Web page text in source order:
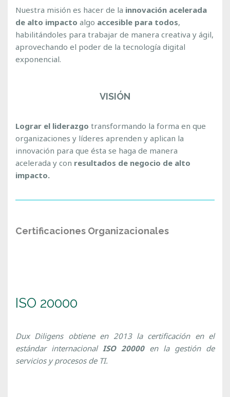
Nuestra misión es hacer de la innovación acelerada
de alto impacto algo accesible para todos,
habilitándoles para trabajar de manera creativa y ágil,
aprovechando el poder de la tecnología digital
exponencial.
VISIÓN
Lograr el liderazgo transformando la forma en que
organizaciones y líderes aprenden y aplican la
innovación para que ésta se haga de manera
acelerada y con resultados de negocio de alto
impacto.
Certificaciones Organizacionales
ISO 20000
Dux Diligens obtiene en 2013 la certificación en el
estándar internacional ISO 20000en la gestión de
servicios y procesos de TI.